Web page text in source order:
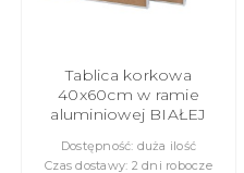
Tablica korkowa
40x60cm w ramie
aluminiowej BIAŁEJ
Dostępność: duża ilość
Czas dostawy: 2 dni robocze